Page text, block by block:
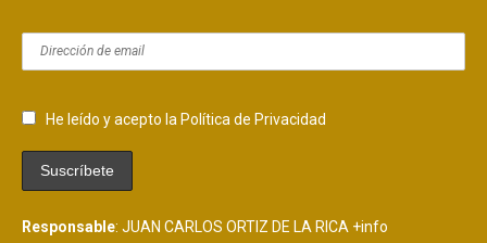
He leído y acepto la Política de Privacidad
Responsable: JUAN CARLOS ORTIZ DE LA RICA +info